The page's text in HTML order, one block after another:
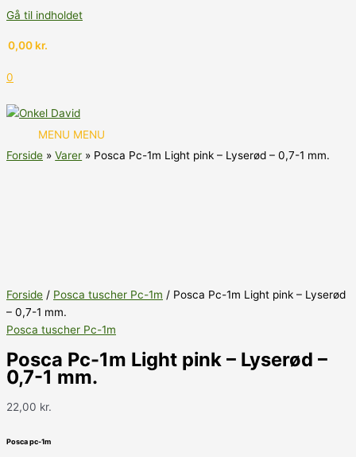
Gå til indholdet
0,00kr.
0
MENU MENU
Forside
Varer Posca Pc-1m Light pink – Lyserød – 0,7-1 mm.
Forside / Posca tuscher Pc-1m / Posca Pc-1m Light pink – Lyserød
– 0,7-1 mm.
Posca tuscher Pc-1m
Posca Pc-1m Light pink – Lyserød –
0,7-1 mm.
22,00 kr.
Posca pc-1m